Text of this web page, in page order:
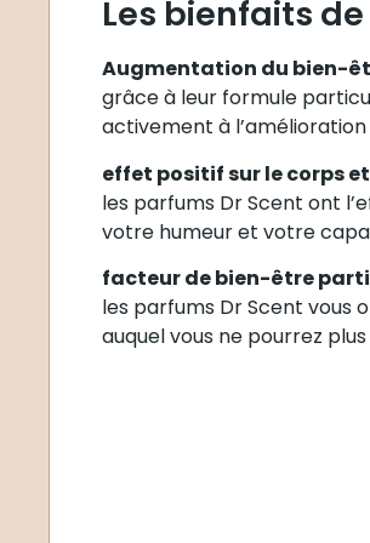
Les bienfaits de
Augmentation du bien-
grâce à leur formule
activement à
effet positif sur le corps
les parfums Dr Scent ont
votre humeur et votre
facteur de bien-être
les parfums Dr Scent
auquel vous ne pourrez